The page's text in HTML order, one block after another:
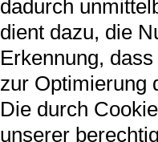
dadurch
dient dazu, die
Erkennung,
zur Optimierung
Die durch
unserer